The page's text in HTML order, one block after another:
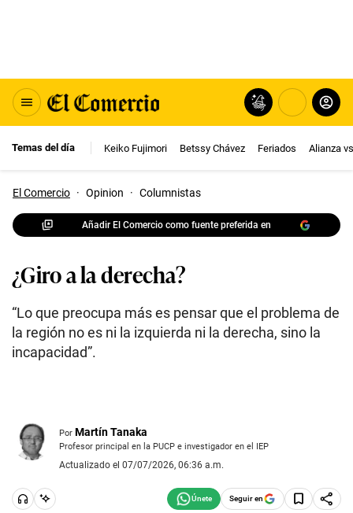
Temas del día Keiko Fujimori Betssy Chávez Feriados Alianza
El Comercio · Opinion · Columnistas
Añadir El Comercio como fuente preferida en
¿Giro a la derecha?
“Lo que preocupa más es pensar que el problema de
la región no es ni la izquierda ni la derecha, sino la
incapacidad”.
Por Martín Tanaka
Profesor principal en la PUCP e investigador en el IEP
Actualizado el 07/07/2026, 06:36 a.m.
Seguir en